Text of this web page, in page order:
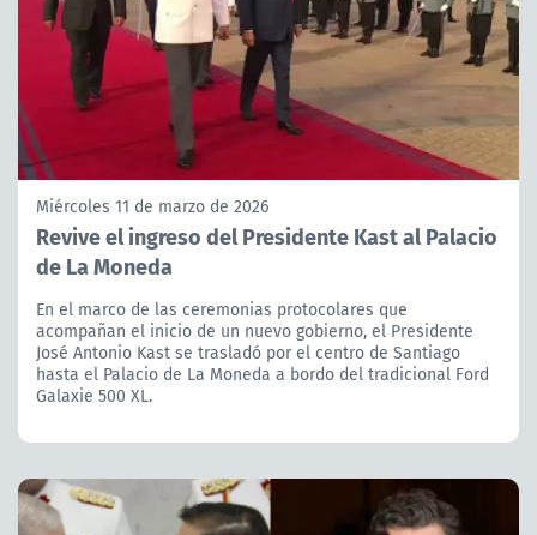
Miércoles 11 de marzo de 2026
Revive el ingreso del Presidente Kast al Palacio
de La Moneda
En el marco de las ceremonias protocolares que
acompañan el inicio de un nuevo gobierno, el Presidente
José Antonio Kast se trasladó por el centro de Santiago
hasta el Palacio de La Moneda a bordo del tradicional Ford
Galaxie 500 XL.